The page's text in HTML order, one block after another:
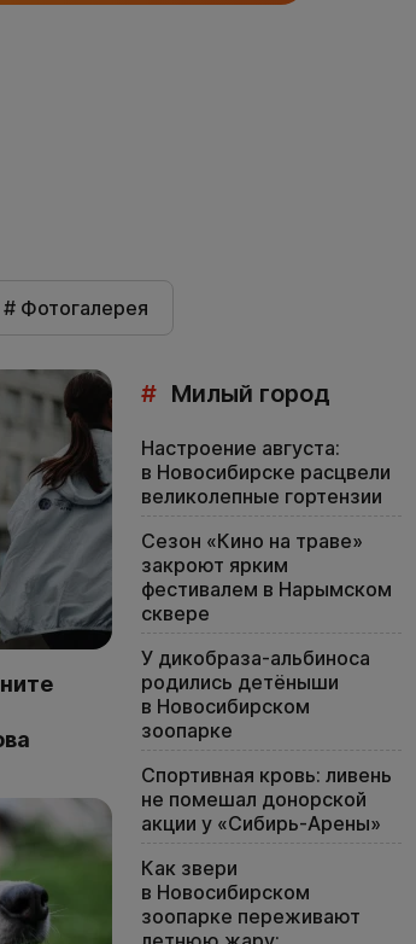
# Фотогалерея
# Милый город
Настроение августа:
в Новосибирске расцвели
великолепные гортензии
Сезон «Кино на траве»
закроют ярким
фестивалем в Нарымском
сквере
У дикобраза-альбиноса
родились детёныши
в Новосибирском
зоопарке
Спортивная кровь: ливень
не помешал донорской
акции у «Сибирь-Арены»
Как звери
в Новосибирском
зоопарке переживают